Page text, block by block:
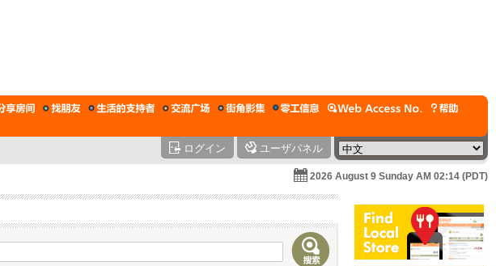
ログイン ユーザパネル
2026 August 9 Sunday AM 02:14 (PDT)